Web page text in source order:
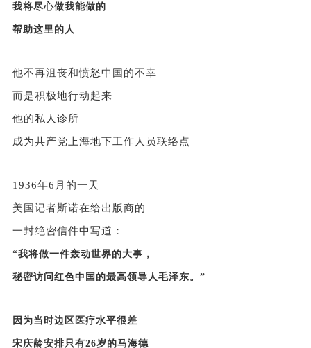
我将尽心做我能做的
帮助这里的人
他不再沮丧和愤怒中国的不幸
而是积极地行动起来
他的私人诊所
成为共产党上海地下工作人员联络点
1936年6月的一天
美国记者斯诺在给出版商的
一封绝密信件中写道：
“我将做一件轰动世界的大事，
秘密访问红色中国的最高领导人毛泽东。 ”
因为当时边区医疗水平很差
宋庆龄安排只有26岁的马海德